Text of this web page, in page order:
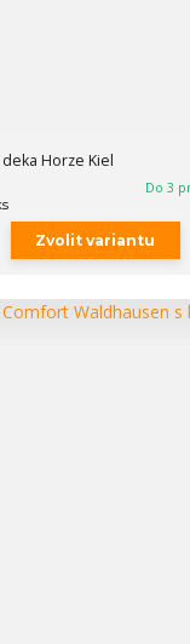
Horze Kiel
Do 3
Zvolit variantu